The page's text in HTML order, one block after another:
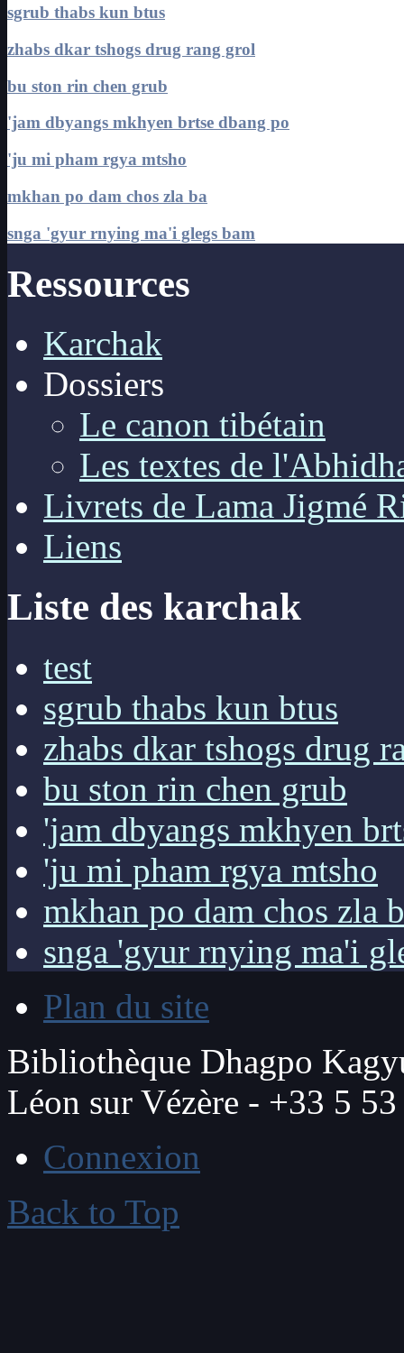
sgrub thabs kun btus
zhabs dkar tshogs drug rang grol
bu ston rin chen grub
'jam dbyangs mkhyen brtse dbang po
'ju mi pham rgya mtsho
mkhan po dam chos zla ba
snga 'gyur rnying ma'i glegs bam
Ressources
Karchak
Dossiers
Le canon tibétain
Les textes de
Livrets de Lama Jigmé
Liens
Liste des karchak
test
sgrub thabs kun btus
zhabs dkar tshogs drug
bu ston rin chen grub
'jam dbyangs mkhyen
'ju mi pham rgya mtsho
mkhan po dam chos zla
snga 'gyur rnying ma'i
Plan du site
Bibliothèque Dhagpo
Léon sur Vézère - +33 5
Connexion
Back to Top